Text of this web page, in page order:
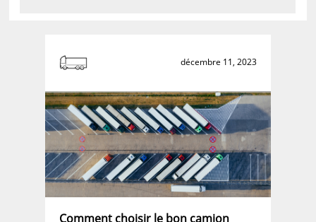
décembre 11, 2023
Comment choisir le bon camion